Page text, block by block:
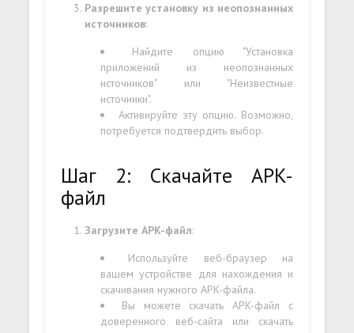
Разрешите установку из неопознанных
источников:
Найдите опцию "Установка
приложений из неопознанных
источников" или "Неизвестные
источники".
Активируйте эту опцию. Возможно,
потребуется подтвердить выбор.
Шаг 2: Скачайте APK-
файл
Загрузите APK-файл:
Используйте веб-браузер на
вашем устройстве для нахождения и
скачивания нужного APK-файла.
Вы можете скачать APK-файл с
доверенного веб-сайта или скачать